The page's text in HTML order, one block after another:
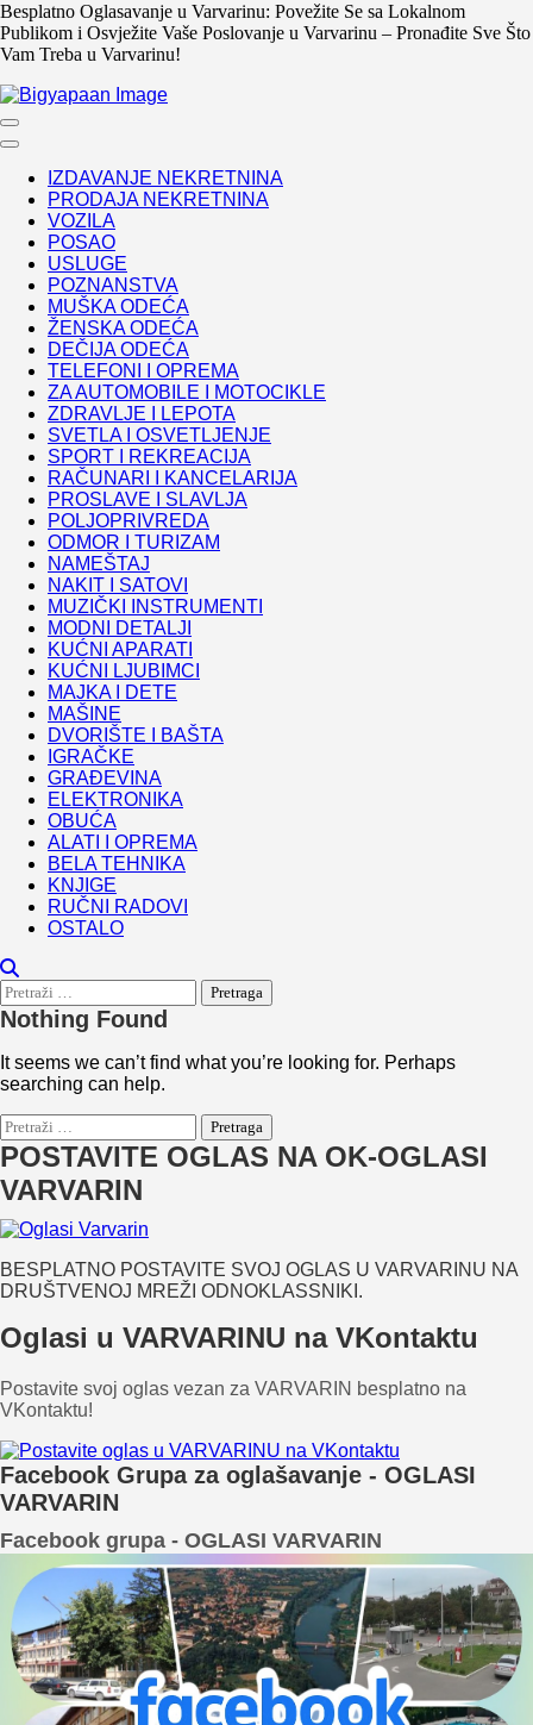
Besplatno Oglasavanje u Varvarinu: Povežite Se sa Lokalnom
Publikom i Osvježite Vaše Poslovanje u Varvarinu – Pronađite Sve Što
Vam Treba u Varvarinu!
IZDAVANJE NEKRETNINA
PRODAJA NEKRETNINA
VOZILA
POSAO
USLUGE
POZNANSTVA
MUŠKA ODEĆA
ŽENSKA ODEĆA
DEČIJA ODEĆA
TELEFONI I OPREMA
ZA AUTOMOBILE I MOTOCIKLE
ZDRAVLJE I LEPOTA
SVETLA I OSVETLJENJE
SPORT I REKREACIJA
RAČUNARI I KANCELARIJA
PROSLAVE I SLAVLJA
POLJOPRIVREDA
ODMOR I TURIZAM
NAMEŠTAJ
NAKIT I SATOVI
MUZIČKI INSTRUMENTI
MODNI DETALJI
KUĆNI APARATI
KUĆNI LJUBIMCI
MAJKA I DETE
MAŠINE
DVORIŠTE I BAŠTA
IGRAČKE
GRAĐEVINA
ELEKTRONIKA
OBUĆA
ALATI I OPREMA
BELA TEHNIKA
KNJIGE
RUČNI RADOVI
OSTALO
Pretraga:
Nothing Found
It seems we can’t find what you’re looking for. Perhaps
searching can help.
Pretraga:
POSTAVITE OGLAS NA OK-OGLASI
VARVARIN
BESPLATNO POSTAVITE SVOJ OGLAS U VARVARINU NA
DRUŠTVENOJ MREŽI ODNOKLASSNIKI.
Oglasi u VARVARINU na VKontaktu
Postavite svoj oglas vezan za VARVARIN besplatno na
VKontaktu!
Facebook Grupa za oglašavanje - OGLASI
VARVARIN
Facebook grupa - OGLASI VARVARIN